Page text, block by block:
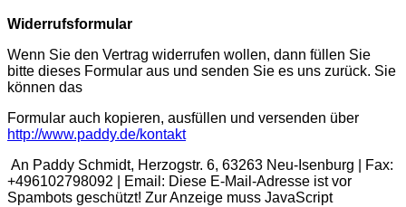
Widerrufsformular
Wenn Sie den Vertrag widerrufen wollen, dann füllen Sie
bitte dieses Formular aus und senden Sie es uns zurück. Sie
können das
Formular auch kopieren, ausfüllen und versenden über
http://www.paddy.de/kontakt
An Paddy Schmidt, Herzogstr. 6, 63263 Neu-Isenburg | Fax:
+496102798092 | Email: Diese E-Mail-Adresse ist vor
Spambots geschützt! Zur Anzeige muss JavaScript